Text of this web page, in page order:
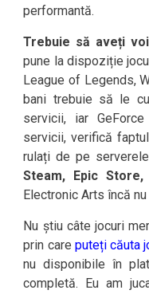
performantă.
Trebuie să aveți
pune la dispoziție
League of Legends,
bani trebuie să le
servicii, iar
servicii, verifică
rulați de pe
Steam, Epic Store,
Electronic Arts încă
Nu știu câte jocuri
prin care puteți căuta
nu disponibile în
completă. Eu am